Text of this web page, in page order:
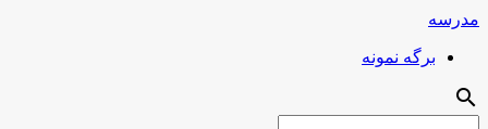
مدرسه
برگه نمونه
search